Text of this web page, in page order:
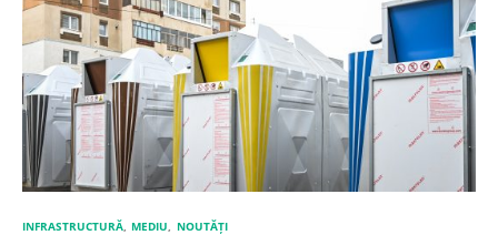
INFRASTRUCTURĂ MEDIU NOUTĂȚI